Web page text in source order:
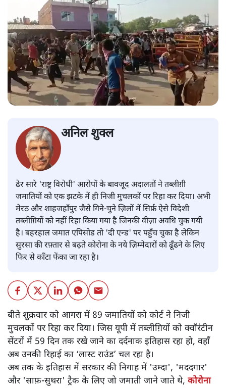
अनिल शुक्ल
ढेर सारे 'राष्ट्र विरोधी' आरोपों के बावजूद अदालतों ने तब्लीग़ी
जमातियों को एक झटके में ही निजी मुचलकों पर रिहा कर दिया। अभी
मेरठ और शाहजहाँपुर जैसे गिने-चुने ज़िलों में सिर्फ़ ऐसे विदेशी
तब्लीग़ियों को नहीं रिहा किया गया है जिनकी वीज़ा अवधि चुक गयी
है। बहरहाल जमात एपिसोड तो 'दी एन्ड' पर पहुँच चुका है लेकिन
सुरसा की रफ़्तार से बढ़ते कोरोना के नये ज़िम्मेदारों को ढूँढने के लिए
फिर से काँटा फेंका जा रहा है।
​बीते शुक्रवार को आगरा में 89 जमातियों को कोर्ट ने निजी
मुचलकों पर रिहा कर दिया। जिस यूपी में तब्लीग़ियों को क्वॉरंटीन
सेंटरों में 59 दिन तक रखे जाने का दर्दनाक इतिहास रहा हो, वहाँ
अब उनकी रिहाई का ‘लास्ट राउंड’ चल रहा है।
अब तक के इतिहास में सरकार की निगाह में 'उम्दा', 'मददगार'
और 'साफ़-सुथरा' ट्रैक के लिए जो जमाती जाने जाते थे, कोरोना